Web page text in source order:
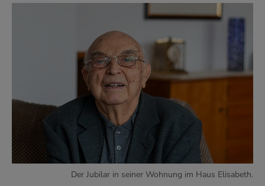
Der Jubilar in seiner Wohnung im Haus Elisabeth.